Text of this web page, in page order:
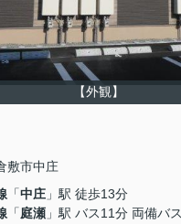
【外観】
敷市中庄
「中庄 」駅 徒歩13分
「庭瀬 」駅 バス11分 両備バ